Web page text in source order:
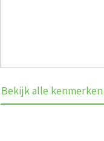
Bekijk alle kenmerken